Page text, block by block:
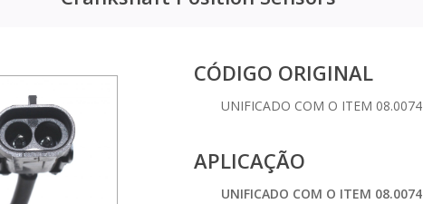
CÓDIGO ORIGINAL
UNIFICADO COM O ITEM 08.0074
APLICAÇÃO
UNIFICADO COM O ITEM 08.0074